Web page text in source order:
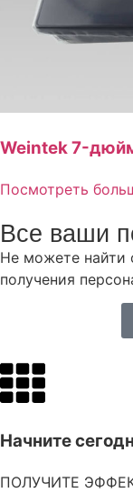
Weintek 7-
Посмотреть
Все ваши
Не можете найти
получения
Начните
ПОЛУЧИТЕ